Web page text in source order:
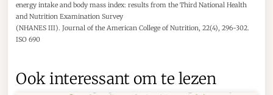
energy intake and body mass index: results from the Third National Health
and Nutrition Examination Survey
(NHANES III). Journal of the American College of Nutrition, 22(4), 296-302.
ISO 690
Ook interessant om te lezen